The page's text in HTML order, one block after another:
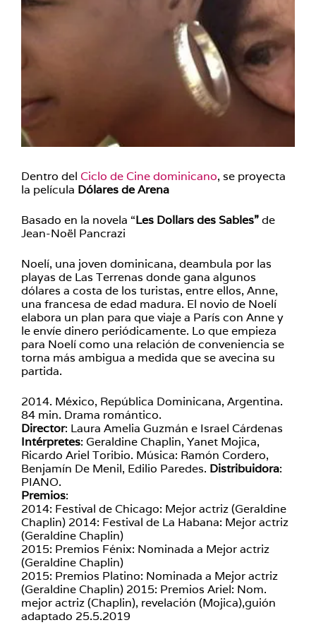
Dentro del Ciclo de Cine dominicano, se proyecta
la película Dólares de Arena
Basado en la novela “Les Dollars des Sables”de
Jean-Noël Pancrazi
Noelí, una joven dominicana, deambula por las
playas de Las Terrenas donde gana algunos
dólares a costa de los turistas, entre ellos, Anne,
una francesa de edad madura. El novio de Noelí
elabora un plan para que viaje a París con Anne y
le envíe dinero periódicamente. Lo que empieza
para Noelí como una relación de conveniencia se
torna más ambigua a medida que se avecina su
partida.
2014. México, República Dominicana, Argentina.
84 min. Drama romántico.
Director: Laura Amelia Guzmán e Israel Cárdenas
Intérpretes: Geraldine Chaplin, Yanet Mojica,
Ricardo Ariel Toribio. Música: Ramón Cordero,
Benjamín De Menil, Edilio Paredes. Distribuidora:
PIANO.
Premios:
2014: Festival de Chicago: Mejor actriz (Geraldine
Chaplin) 2014: Festival de La Habana: Mejor actriz
(Geraldine Chaplin)
2015: Premios Fénix: Nominada a Mejor actriz
(Geraldine Chaplin)
2015: Premios Platino: Nominada a Mejor actriz
(Geraldine Chaplin) 2015: Premios Ariel: Nom.
mejor actriz (Chaplin), revelación (Mojica),guión
adaptado 25.5.2019